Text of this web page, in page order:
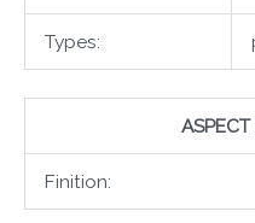
Types:
Finition: